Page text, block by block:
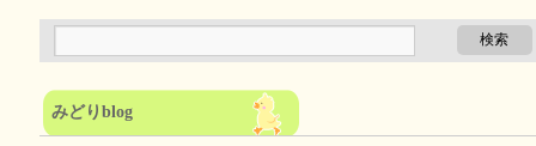
みどりblog